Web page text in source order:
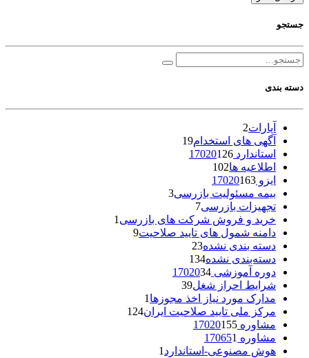
جستجو
دسته بندی
آپارات2
آگهی های استخدام19
استاندارد 17020 126
اطلاعیه ها102
ایزو 17020 163
بیمه مسئولیت بازرسی3
تجهیزات بازرسی7
خرید و فروش شرکت های بازرسی 1
دامنه شمول های تایید صلاحیت9
دسته بندی نشده23
دسته‌بندی نشده134
دوره آموزشی 17020 34
شرایط احراز شغل39
مدارک مورد نیاز اخذ مجوزها 1
مرکز ملی تایید صلاحیت ایران124
مشاوره 17020 155
مشاوره 17065 1
هوش مصنوعی-استاندارد 1